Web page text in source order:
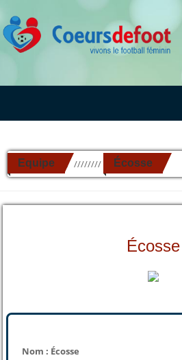
Equipe ////////// Écosse
Écosse
Nom : Écosse